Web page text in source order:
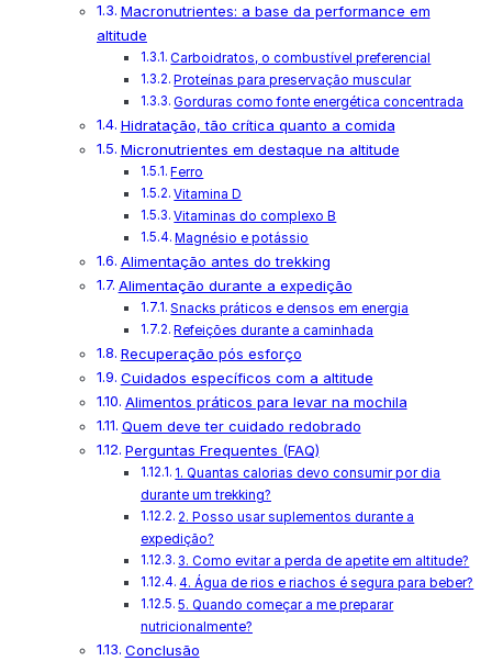
Macronutrientes: a base da performance em
altitude
Carboidratos, o combustível preferencial
Proteínas para preservação muscular
Gorduras como fonte energética concentrada
Hidratação, tão crítica quanto a comida
Micronutrientes em destaque na altitude
Ferro
Vitamina D
Vitaminas do complexo B
Magnésio e potássio
Alimentação antes do trekking
Alimentação durante a expedição
Snacks práticos e densos em energia
Refeições durante a caminhada
Recuperação pós esforço
Cuidados específicos com a altitude
Alimentos práticos para levar na mochila
Quem deve ter cuidado redobrado
Perguntas Frequentes (FAQ)
1. Quantas calorias devo consumir por dia
durante um trekking?
2. Posso usar suplementos durante a
expedição?
3. Como evitar a perda de apetite em altitude?
4. Água de rios e riachos é segura para beber?
5. Quando começar a me preparar
nutricionalmente?
Conclusão